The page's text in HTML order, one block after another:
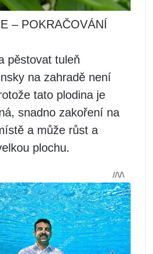
– POKRAČOVÁNÍ
pěstovat tuleň
na zahradě není
tato plodina je
snadno zakoření na
a může růst a
plochu.